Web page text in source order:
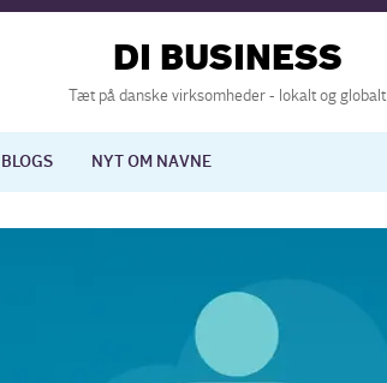
DI BUSINESS
Tæt på danske virksomheder - lokalt og globalt
BLOGS NYT OM NAVNE
Europapolitik